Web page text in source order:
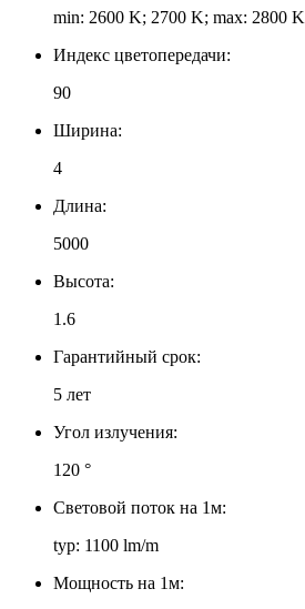
min: 2600 K; 2700 K; max: 2800 K
Индекс цветопередачи:
90
Ширина:
4
Длина:
5000
Высота:
1.6
Гарантийный срок:
5 лет
Угол излучения:
120 °
Световой поток на 1м:
typ: 1100 lm/m
Мощность на 1м: